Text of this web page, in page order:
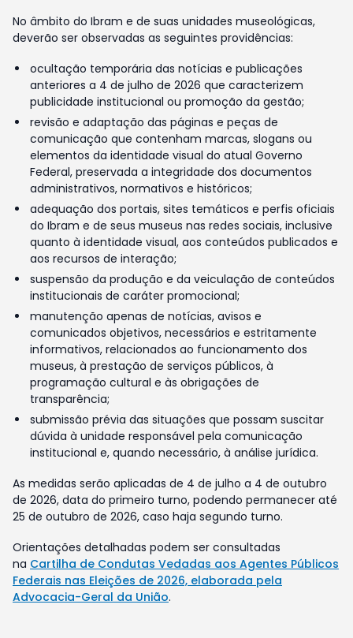
No âmbito do Ibram e de suas unidades museológicas,
deverão ser observadas as seguintes providências:
ocultação temporária das notícias e publicações
anteriores a 4 de julho de 2026 que caracterizem
publicidade institucional ou promoção da gestão;
revisão e adaptação das páginas e peças de
comunicação que contenham marcas, slogans ou
elementos da identidade visual do atual Governo
Federal, preservada a integridade dos documentos
administrativos, normativos e históricos;
adequação dos portais, sites temáticos e perfis oficiais
do Ibram e de seus museus nas redes sociais, inclusive
quanto à identidade visual, aos conteúdos publicados e
aos recursos de interação;
suspensão da produção e da veiculação de conteúdos
institucionais de caráter promocional;
manutenção apenas de notícias, avisos e
comunicados objetivos, necessários e estritamente
informativos, relacionados ao funcionamento dos
museus, à prestação de serviços públicos, à
programação cultural e às obrigações de
transparência;
submissão prévia das situações que possam suscitar
dúvida à unidade responsável pela comunicação
institucional e, quando necessário, à análise jurídica.
As medidas serão aplicadas de 4 de julho a 4 de outubro
de 2026, data do primeiro turno, podendo permanecer até
25 de outubro de 2026, caso haja segundo turno.
Orientações detalhadas podem ser consultadas
na Cartilha de Condutas Vedadas aos Agentes Públicos
Federais nas Eleições de 2026, elaborada pela
Advocacia-Geral da União.